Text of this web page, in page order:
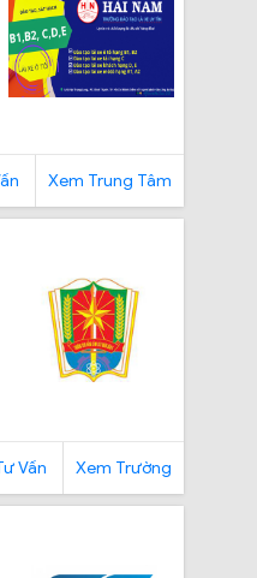
Xem Trung Tâm
Vấn Xem Trường